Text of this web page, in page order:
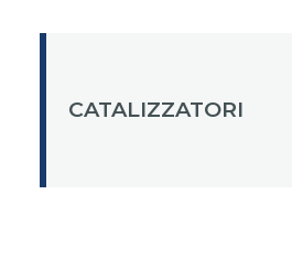
CATALIZZATORI